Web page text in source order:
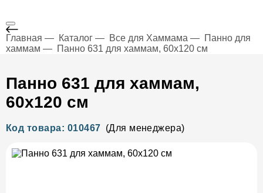
Главная Каталог Все для Хаммама
Панно для
хаммам
Панно 631 для хаммам, 60х120 см
Панно 631 для хаммам,
60х120 см
Код товара: 010467 (Для менеджера)